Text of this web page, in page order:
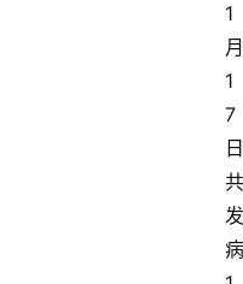
1
月
1
7
日
共
发
病